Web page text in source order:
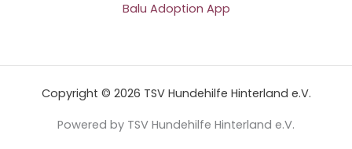
Balu Adoption App
Copyright © 2026 TSV Hundehilfe Hinterland e.V.
Powered by TSV Hundehilfe Hinterland e.V.